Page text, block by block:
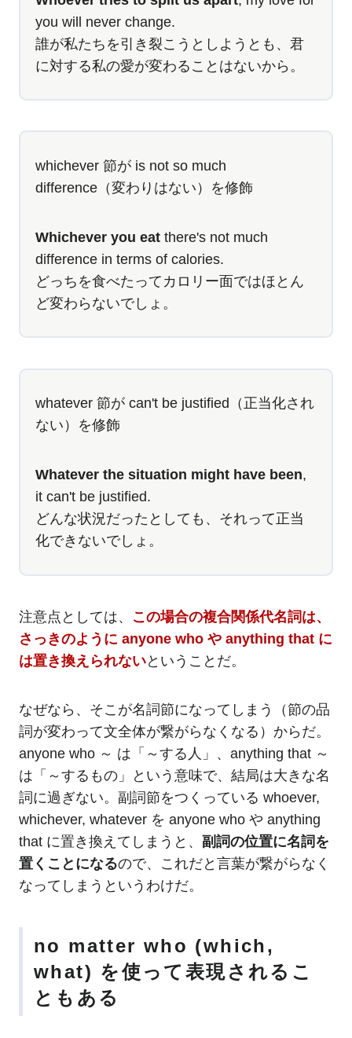
you will never change.
誰が私たちを引き裂こうとしようとも、君
に対する私の愛が変わることはないから。
whichever 節が is not so much
difference（変わりはない）を修飾
Whichever you eat there's not much
difference in terms of calories.
どっちを食べたってカロリー面ではほとん
ど変わらないでしょ。
whatever 節が can't be justified（正当化され
ない）を修飾
Whatever the situation might have been,
it can't be justified.
どんな状況だったとしても、それって正当
化できないでしょ。
注意点としては、
この場合の複合関係代名詞は、
さっきのように anyone who や anything that に
は置き換えられないということだ。
なぜなら、そこが名詞節になってしまう（節の品
詞が変わって文全体が繋がらなくなる）からだ。
anyone who ～ は「～する人」、anything that ～
は「～するもの」という意味で、結局は大きな名
詞に過ぎない。副詞節をつくっている whoever,
whichever, whatever を anyone who や anything
that に置き換えてしまうと、 副詞の位置に名詞を
置くことになるので、これだと言葉が繋がらなく
なってしまうというわけだ。
no matter who (which,
what) を使って表現されるこ
ともある